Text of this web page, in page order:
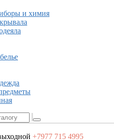
и химия
+7977 715 4995